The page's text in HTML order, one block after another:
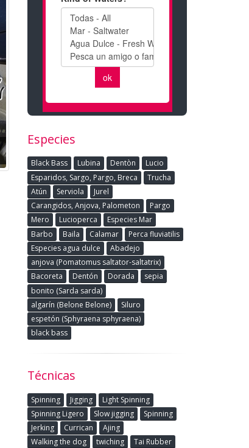
Especies
Black Bass Lubina Dentòn
Lucio
Esparidos, Sargo, Pargo, Breca
Trucha
Atún
Serviola
Jurel
Carangidos, Anjova, Palometon
Pargo
Mero
Lucioperca
Especies Mar
Barbo
Baila Calamar
Perca fluviatilis
Especies agua dulce
Abadejo
anjova (Pomatomus saltator-saltatrix)
Bacoreta
Dentón Dorada
sepia
bonito (Sarda sarda)
algarín (Belone Belone)
Siluro
espetón (Sphyraena sphyraena)
black bass
Técnicas
Spinning Jigging
Light Spinning
Spinning Ligero
Slow jigging
Spinning
Jerking
Currican
Ajing
Walking the dog
twiching
Tai Rubber